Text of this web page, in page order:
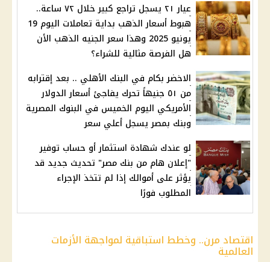
عيار ٢١ يسجل تراجع كبير خلال ٧٢ ساعة..
هبوط أسعار الذهب بداية تعاملات اليوم 19
يونيو 2025 وهذا سعر الجنيه الذهب الأن
هل الفرصة مثالية للشراء؟
الاخضر بكام في البنك الأهلي .. بعد إقترابه
من ٥١ جنيهاً تحرك يفاجئ أسعار الدولار
الأمريكي اليوم الخميس في البنوك المصرية
وبنك بمصر يسجل أعلي سعر
لو عندك شهادة استثمار أو حساب توفير
"إعلان هام من بنك مصر" تحديث جديد قد
يؤثر على أموالك إذا لم تتخذ الإجراء
المطلوب فورًا
اقتصاد مرن.. وخطط استباقية لمواجهة الأزمات
العالمية